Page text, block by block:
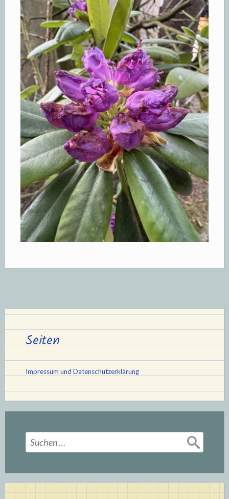
Seiten
Impressum und Datenschutzerklärung
Suchen
nach: